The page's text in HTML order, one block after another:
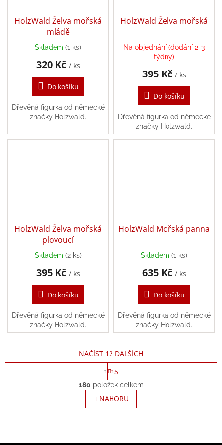
HolzWald Želva mořská
mládě
Skladem (1 ks)
320 Kč / ks
Do košíku
Dřevěná figurka od německé
značky Holzwald.
HolzWald Želva mořská
Na objednání (dodání 2-3
týdny)
395 Kč / ks
Do košíku
Dřevěná figurka od německé
značky Holzwald.
HolzWald Želva mořská
plovoucí
Skladem (2 ks)
395 Kč / ks
Do košíku
Dřevěná figurka od německé
značky Holzwald.
HolzWald Mořská panna
Skladem (1 ks)
635 Kč / ks
Do košíku
Dřevěná figurka od německé
značky Holzwald.
O
v
l
á
NAČÍST 12 DALŠÍCH
S
t
r
á
n
k
n
1 15
180 položek celkem
NAHORU